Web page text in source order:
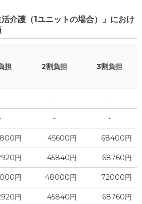
活介護（1ユニットの場合）」におけ
担 2割負担 3割負担
- -
- -
円 45600円 68400円
円 45840円 68760円
円 48000円 72000円
円 45840円 68760円